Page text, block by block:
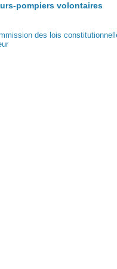
pompiers volontaires
des lois